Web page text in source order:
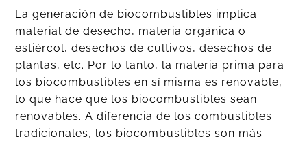
La generación de biocombustibles implica
material de desecho, materia orgánica o
estiércol, desechos de cultivos, desechos de
plantas, etc. Por lo tanto, la materia prima para
los biocombustibles en sí misma es renovable,
lo que hace que los biocombustibles sean
renovables. A diferencia de los combustibles
tradicionales, los biocombustibles son más